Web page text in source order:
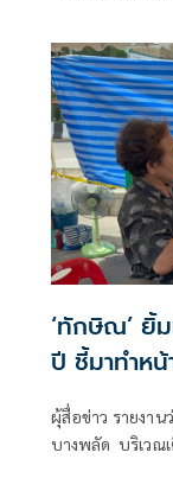
กชันส่วนตัวช่วย
จับตาเลิกมองด้
‘ทักษิณ’ ยิ้
ปี ชี้มาทำหน้
ผุ้สื่อข่าว รายงา
บางพลัด บริเวณ